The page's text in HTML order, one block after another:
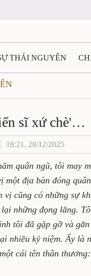
THÁI NGUYÊN
QUỐC TẾ TÀI
VĂN NGHỆ
sĩ xứ chè'…
18:21, 28/12/2025
quân ngũ, tôi may
một địa bàn đóng
vị cũng có những sự
những đọng lắng.
tôi đã gặp gỡ và
nhiều kỷ niệm. Ấy
cái tên thân